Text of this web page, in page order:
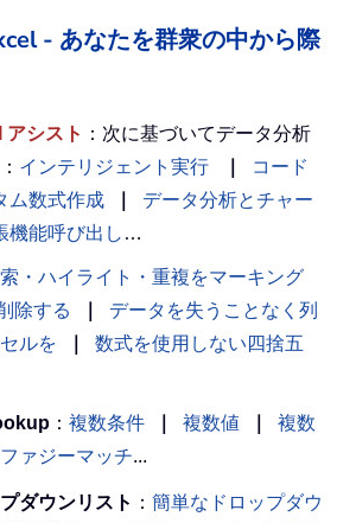
- あなたを群衆の中から際
アシスト ：次に基づいてデータ分析
インテリジェント実行
コード
ム数式作成
データ分析とチャー
機能呼び出し …
・ハイライト・重複をマーキング
除する
データを失うことなく列
ルを
数式を使用しない四捨五
： 複数条件 複数値
複数
ファジーマッチ...
ダウンリスト ： 簡単なドロップダウ